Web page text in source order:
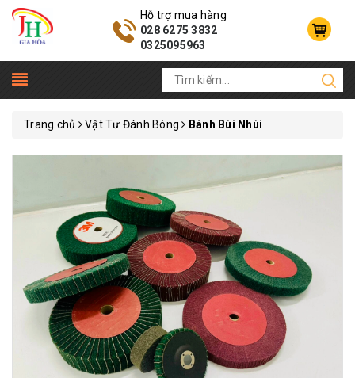
Hỗ trợ mua hàng
028 6275 3832
0325095963
Trang chủ Vật Tư Đánh Bóng Bánh Bùi Nhùi